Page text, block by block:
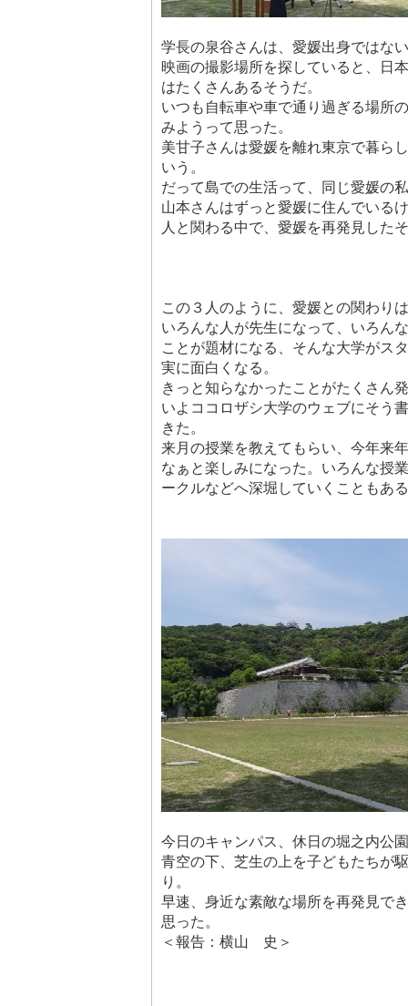
学長の泉谷さんは、愛媛出身ではな
映画の撮影場所を探していると、日
はたくさんあるそうだ。
いつも自転車や車で通り過ぎる場所
みようって思った。
美甘子さんは愛媛を離れ東京で暮ら
いう。
だって島での生活って、同じ愛媛の
山本さんはずっと愛媛に住んでいる
人と関わる中で、愛媛を再発見した
この３人のように、愛媛との関わり
いろんな人が先生になって、いろん
ことが題材になる、そんな大学がス
実に面白くなる。
きっと知らなかったことがたくさん
いよココロザシ大学のウェブにそう
きた。
来月の授業を教えてもらい、今年来
なぁと楽しみになった。いろんな授
ークルなどへ深堀していくこともあ
今日のキャンパス、休日の堀之内公
青空の下、芝生の上を子どもたちが
り。
早速、身近な素敵な場所を再発見で
思った。
＜報告：横山 史＞